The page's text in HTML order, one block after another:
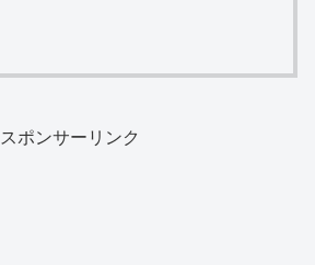
スポンサーリンク